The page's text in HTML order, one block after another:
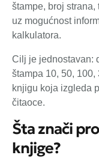
štampe, broj
uz mogućnost
kalkulatora.
Cilj je jednostavan:
štampa 10, 50,
knjigu koja izgleda
čitaoce.
Šta znači
knjige?